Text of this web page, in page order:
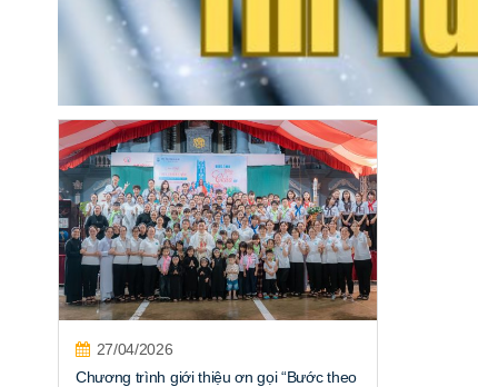
27/04/2026
Chương trình giới thiệu ơn gọi “Bước theo